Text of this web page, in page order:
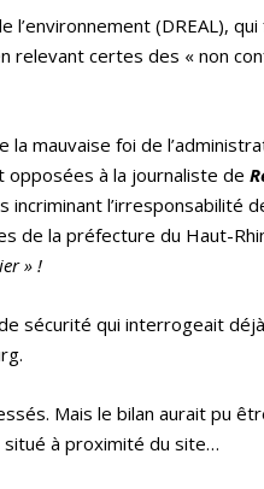
l’environnement (DREAL),
relevant certes des « non
la mauvaise foi de
opposées à la journaliste de
incriminant l’irresponsabilité
de la préfecture du Haut-
» !
sécurité qui interrogeait
Mais le bilan aurait pu
situé à proximité du site…